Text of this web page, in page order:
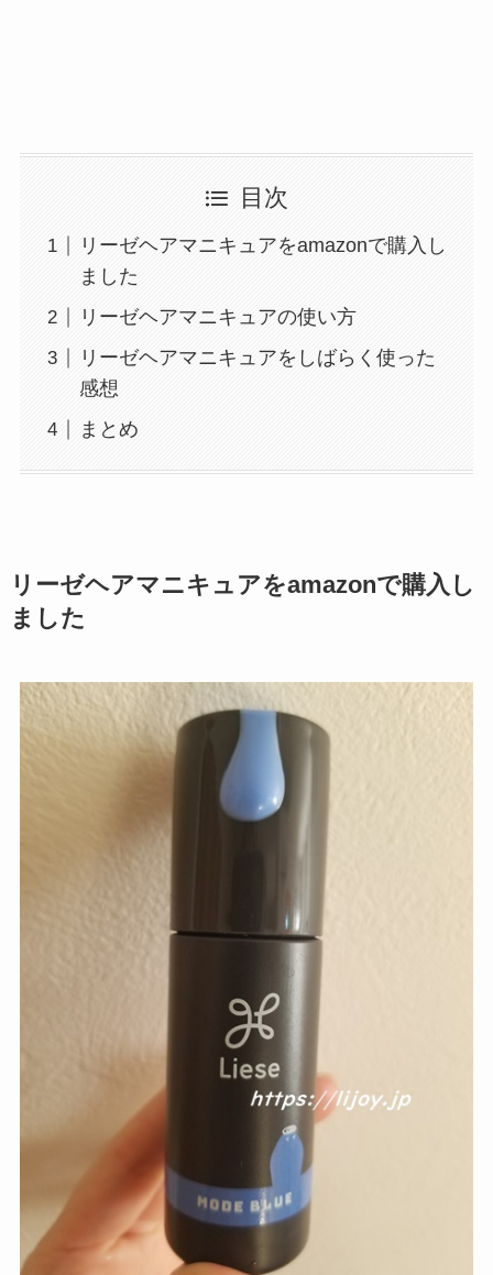
目次
リーゼヘアマニキュアをamazonで購入し
ました
リーゼヘアマニキュアの使い方
リーゼヘアマニキュアをしばらく使った
感想
まとめ
リーゼヘアマニキュアをamazonで購入し
ました